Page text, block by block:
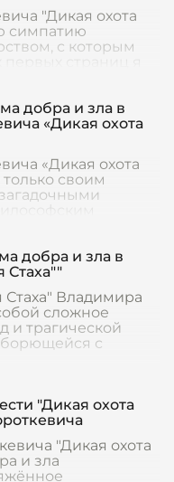
"Дикая охота
симпатию
с которым
страниц я
добра и зла в
«Дикая охота
«Дикая охота
только своим
добра и зла в
Стаха""
Стаха" Владимира
сложное
и трагической
борющейся с
"Дикая охота
"Дикая охота
и зла